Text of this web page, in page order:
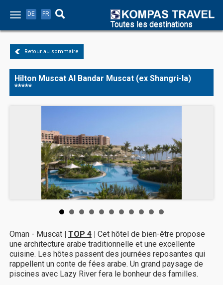
DE FR
Toutes les destinations
Retour au sommaire
Hilton Muscat Al Bandar Muscat (ex Shangri-la)
*****
Oman - Muscat | TOP 4 | Cet hôtel de bien-être propose
une architecture arabe traditionnelle et une excellente
cuisine. Les hôtes passent des journées reposantes qui
rappellent un conte de fées arabe. Un grand paysage de
piscines avec Lazy River fera le bonheur des familles.